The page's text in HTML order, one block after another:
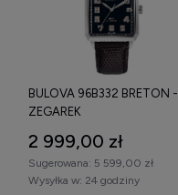
BULOVA 96B332 BRETON -
ZEGAREK
2 999,00 zł
Wysyłka w: 24 godziny
Sugerowana: 5 599,00 zł